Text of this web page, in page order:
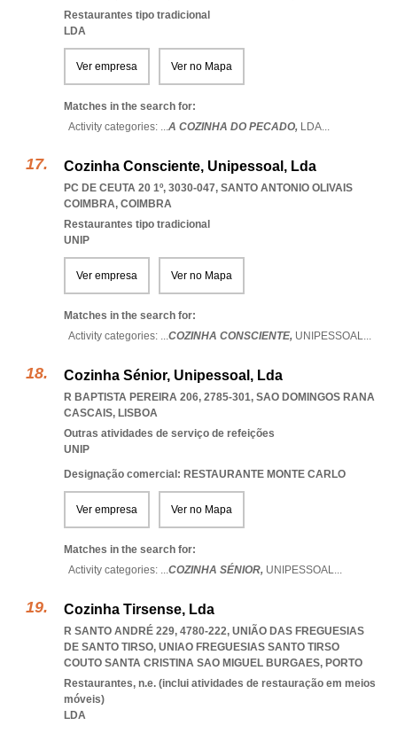
Restaurantes tipo tradicional
LDA
Ver empresa Ver no Mapa
Matches in the search for:
Activity categories: ...A COZINHA DO PECADO, LDA...
Cozinha Consciente, Unipessoal, Lda
PC DE CEUTA 20 1º, 3030-047, SANTO ANTONIO OLIVAIS
COIMBRA, COIMBRA
Restaurantes tipo tradicional
UNIP
Ver empresa Ver no Mapa
Matches in the search for:
Activity categories: ...COZINHA CONSCIENTE, UNIPESSOAL...
Cozinha Sénior, Unipessoal, Lda
R BAPTISTA PEREIRA 206, 2785-301, SAO DOMINGOS RANA
CASCAIS, LISBOA
Outras atividades de serviço de refeições
UNIP
Designação comercial: RESTAURANTE MONTE CARLO
Ver empresa Ver no Mapa
Matches in the search for:
Activity categories: ...COZINHA SÉNIOR, UNIPESSOAL...
Cozinha Tirsense, Lda
R SANTO ANDRÉ 229, 4780-222, UNIÃO DAS FREGUESIAS
DE SANTO TIRSO, UNIAO FREGUESIAS SANTO TIRSO
COUTO SANTA CRISTINA SAO MIGUEL BURGAES, PORTO
Restaurantes, n.e. (inclui atividades de restauração em meios
móveis)
LDA